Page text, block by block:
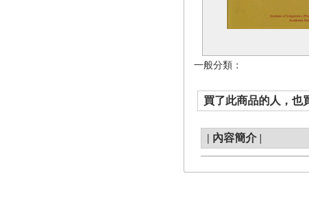
一般分類：
買了此商品的人，也
| 內容簡介 |